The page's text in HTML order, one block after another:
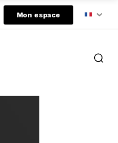
Mon espace